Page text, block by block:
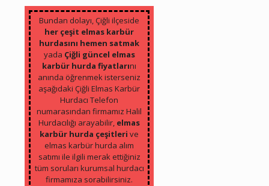
Bundan dolayı, Çiğli ilçeside
her çeşit elmas karbür
hurdasını hemen satmak
yada Çiğli güncel elmas
karbür hurda fiyatlarını
anında öğrenmek isterseniz
aşağıdaki Çiğli Elmas Karbür
Hurdacı Telefon
numarasından firmamız Halil
Hurdacılığı arayabilir, elmas
karbür hurda çeşitleri ve
elmas karbür hurda alım
satımı ile ilgili merak ettiğiniz
tüm soruları kurumsal hurdacı
firmamıza sorabilirsiniz.